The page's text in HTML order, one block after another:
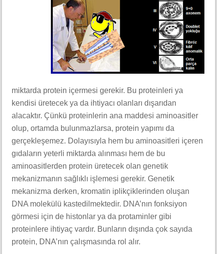
miktarda protein içermesi gerekir. Bu proteinleri ya
kendisi üretecek ya da ihtiyacı olanları dışarıdan
alacaktır. Çünkü proteinlerin ana maddesi aminoasitler
olup, ortamda bulunmazlarsa, protein yapımı da
gerçekleşemez. Dolayısıyla hem bu aminoasitleri içeren
gıdaların yeterli miktarda alınması hem de bu
aminoasitlerden protein üretecek olan genetik
mekanizmanın sağlıklı işlemesi gerekir. Genetik
mekanizma derken, kromatin iplikçiklerinden oluşan
DNA molekülü kastedilmektedir. DNA’nın fonksiyon
görmesi için de histonlar ya da protaminler gibi
proteinlere ihtiyaç vardır. Bunların dışında çok sayıda
protein, DNA’nın çalışmasında rol alır.